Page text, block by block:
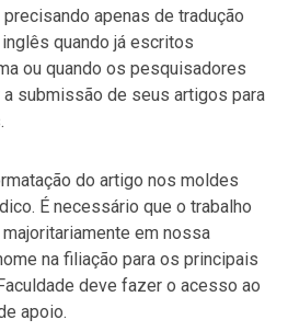
apenas de tradução
quando já escritos
ou quando os pesquisadores
submissão de seus artigos para
do artigo nos moldes
É necessário que o trabalho
em nossa
na filiação para os principais
deve fazer o acesso ao
apoio.